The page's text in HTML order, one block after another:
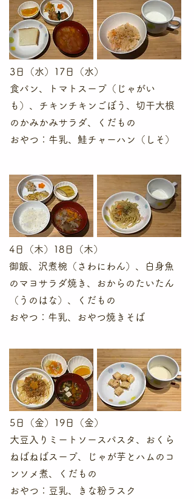
3日（水）17日（水）
食パン、トマトスープ（じゃがい
も）、チキンチキンごぼう、切干大根
のかみかみサラダ、くだもの
​おやつ：牛乳、鮭チャーハン（しそ）
4日（木）18日（木）
御飯、沢煮椀（さわにわん）、白身魚
のマヨサラダ焼き、おからのたいたん
（うのはな）、くだもの
​おやつ：牛乳、おやつ焼きそば
5日（金）19日（金）
大豆入りミートソースパスタ、おくら
ねばねばスープ、じゃが芋とハムのコ
ンソメ煮、くだもの
​おやつ：豆乳、きな粉ラスク